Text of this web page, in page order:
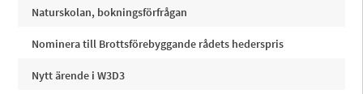
Naturskolan, bokningsförfrågan
Nominera till Brottsförebyggande rådets hederspris
Nytt ärende i W3D3